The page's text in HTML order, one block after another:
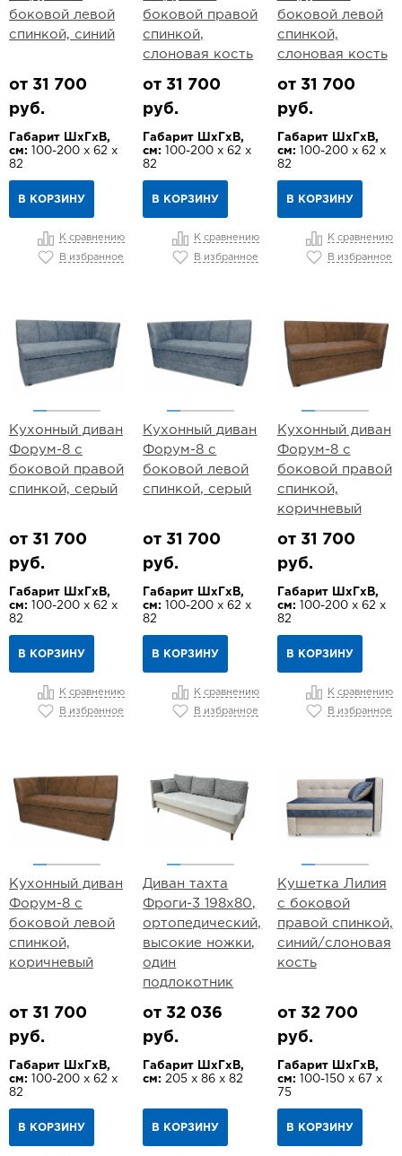
боковой левой
спинкой, синий
от 31 700
руб.
Габарит ШхГхВ,
см: 100-200 х 62 х
82
В КОРЗИНУ
К сравнению
В избранное
боковой правой
спинкой,
слоновая кость
от 31 700
руб.
Габарит ШхГхВ,
см:
100-200 х 62 х
82
В КОРЗИНУ
К сравнению
В избранное
боковой левой
спинкой,
слоновая кость
от 31 700
руб.
Габарит ШхГхВ,
см: 100-200 х 62 х
82
В КОРЗИНУ
К сравнению
В избранное
Кухонный диван
Форум-8 с
боковой правой
спинкой, серый
от 31 700
руб.
Габарит ШхГхВ,
см: 100-200 х 62 х
82
В КОРЗИНУ
К сравнению
В избранное
Кухонный диван
Форум-8 с
боковой левой
спинкой, серый
от 31 700
руб.
Габарит ШхГхВ,
см:
100-200 х 62 х
82
В КОРЗИНУ
К сравнению
В избранное
Кухонный диван
Форум-8 с
боковой правой
спинкой,
коричневый
от 31 700
руб.
Габарит ШхГхВ,
см: 100-200 х 62 х
82
В КОРЗИНУ
К сравнению
В избранное
Кухонный диван
Форум-8 с
боковой левой
спинкой,
коричневый
от 31 700
руб.
Габарит ШхГхВ,
см: 100-200 х 62 х
82
В КОРЗИНУ
Диван тахта
Фроги-3 198х80,
ортопедический,
высокие ножки,
один
подлокотник
от 32 036
руб.
Габарит ШхГхВ,
см: 205 х 86 х 82
В КОРЗИНУ
Кушетка Лилия
с боковой
правой спинкой,
синий/слоновая
кость
от 32 700
руб.
Габарит ШхГхВ,
см: 100-150 х 67 х
75
В КОРЗИНУ